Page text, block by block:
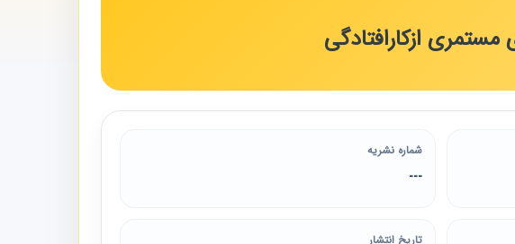
ازکارافتادگی
شماره نشریه
---
تاریخ انتشار